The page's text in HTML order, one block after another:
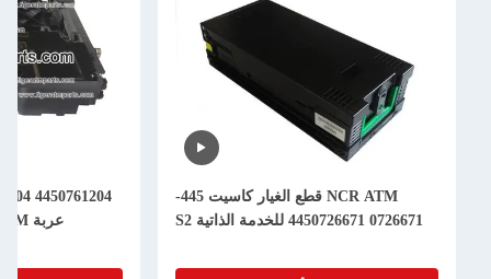
NCR ATM قطع الغيار كاسيت 445-
0726671 4450726671 للخدمة الذاتية S2
عربة Assy ATM قطع غيار الآلات